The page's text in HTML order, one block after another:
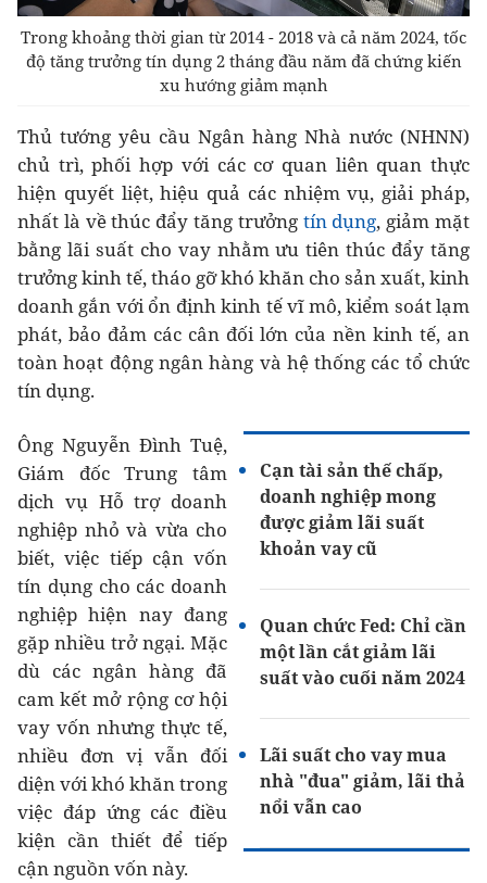
Trong khoảng thời gian từ 2014 - 2018 và cả năm 2024, tốc
độ tăng trưởng tín dụng 2 tháng đầu năm đã chứng kiến
xu hướng giảm mạnh
Thủ tướng yêu cầu Ngân hàng Nhà nước (NHNN)
chủ trì, phối hợp với các cơ quan liên quan thực
hiện quyết liệt, hiệu quả các nhiệm vụ, giải pháp,
nhất là về thúc đẩy tăng trưởng tín dụng, giảm mặt
bằng lãi suất cho vay nhằm ưu tiên thúc đẩy tăng
trưởng kinh tế, tháo gỡ khó khăn cho sản xuất, kinh
doanh gắn với ổn định kinh tế vĩ mô, kiểm soát lạm
phát, bảo đảm các cân đối lớn của nền kinh tế, an
toàn hoạt động ngân hàng và hệ thống các tổ chức
tín dụng.
Cạn tài sản thế chấp,
doanh nghiệp mong
được giảm lãi suất
khoản vay cũ
Quan chức Fed: Chỉ cần
một lần cắt giảm lãi
suất vào cuối năm 2024
Lãi suất cho vay mua
nhà "đua" giảm, lãi thả
nổi vẫn cao
Ông Nguyễn Đình Tuệ,
Giám đốc Trung tâm
dịch vụ Hỗ trợ doanh
nghiệp nhỏ và vừa cho
biết, việc tiếp cận vốn
tín dụng cho các doanh
nghiệp hiện nay đang
gặp nhiều trở ngại. Mặc
dù các ngân hàng đã
cam kết mở rộng cơ hội
vay vốn nhưng thực tế,
nhiều đơn vị vẫn đối
diện với khó khăn trong
việc đáp ứng các điều
kiện cần thiết để tiếp
cận nguồn vốn này.